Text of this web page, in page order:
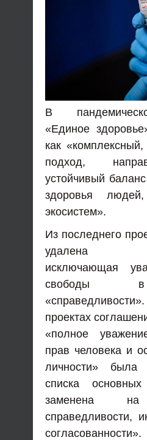
В
«Единое
как
подход,
устойчивый
здоровья
экосистем».
Из последнего
удалена
исключающая
свободы
проектах
«полное
прав человека и
личности» была
списка
заменена на
справедливости,
согласованности».